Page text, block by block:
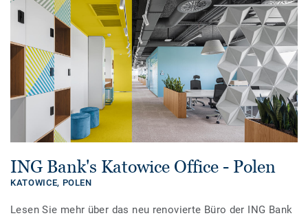
ING Bank's Katowice Office - Polen
KATOWICE, POLEN
Lesen Sie mehr über das neu renovierte Büro der ING Bank